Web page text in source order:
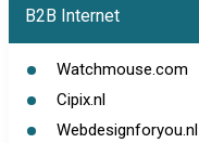
B2B Internet
Watchmouse.com
Cipix.nl
Webdesignforyou.nl